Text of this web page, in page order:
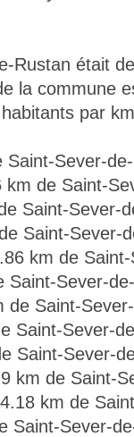
Rustan était
la commune
par
Saint-Sever-
km de Saint-
Saint-Sever-
Saint-Sever-
km de
Saint-Sever-
de Saint-
Saint-Sever-
Saint-Sever-
km de Saint-
km de
Saint-Sever-